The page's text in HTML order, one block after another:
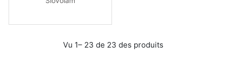
Vu 1– 23 de 23 des produits